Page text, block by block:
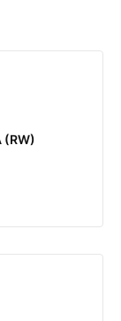
(RW)